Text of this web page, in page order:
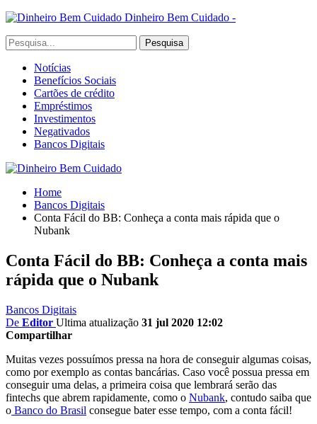
Dinheiro Bem Cuidado -
Notícias
Benefícios Sociais
Cartões de crédito
Empréstimos
Investimentos
Negativados
Bancos Digitais
Home
Bancos Digitais
Conta Fácil do BB: Conheça a conta mais rápida que o
Nubank
Conta Fácil do BB: Conheça a conta mais
rápida que o Nubank
Bancos Digitais
De Editor Ultima atualização 31 jul 2020 12:02
Compartilhar
Muitas vezes possuímos pressa na hora de conseguir algumas coisas,
como por exemplo as contas bancárias. Caso você possua pressa em
conseguir uma delas, a primeira coisa que lembrará serão das
fintechs que abrem rapidamente, como o Nubank, contudo saiba que
o Banco do Brasil consegue bater esse tempo, com a conta fácil!